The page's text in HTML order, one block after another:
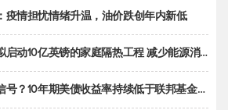
疫情担忧情绪升温，油价跌创年内新低
动10亿英镑的家庭隔热工程 减少能源消耗
10年期美债收益率持续低于联邦基金利率目标区间